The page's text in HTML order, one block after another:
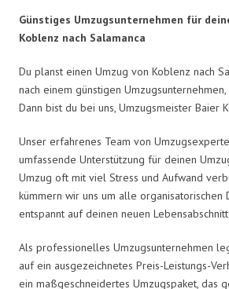
Günstiges Umzugsunternehmen für
Koblenz nach Salamanca
Du planst einen Umzug von Koblenz nach
nach einem günstigen
Dann bist du bei uns, Umzugsmeister Baier
Unser erfahrenes Team von
umfassende Unterstützung für deinen
Umzug oft mit viel Stress und Aufwand
kümmern wir uns um alle organisatorischen
entspannt auf deinen neuen
Als professionelles Umzugsunternehmen
auf ein ausgezeichnetes Preis-Leistungs-
ein maßgeschneidertes Umzugspaket, das